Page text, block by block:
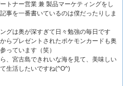
トナー営業 兼 製品マーケティングをし
事を一番書いているのは僕だったりしま
グは奥が深すぎて日々勉強の毎日です
らプレゼントされたポケモンカードも奥
っています（笑）
、宮古島できれいな海を見て、美味しい
生活したいですね(^O^)